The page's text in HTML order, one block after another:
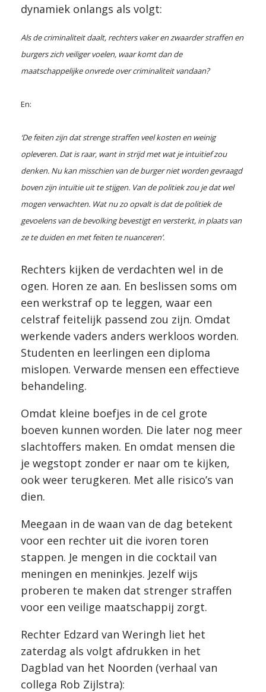
dynamiek onlangs als volgt:
Als de criminaliteit daalt, rechters vaker en zwaarder straffen en
burgers zich veiliger voelen, waar komt dan de
maatschappelijke onvrede over criminaliteit vandaan?
En:
‘De feiten zijn dat strenge straffen veel kosten en weinig
opleveren. Dat is raar, want in strijd met wat je intuïtief zou
denken. Nu kan misschien van de burger niet worden gevraagd
boven zijn intuïtie uit te stijgen. Van de politiek zou je dat wel
mogen verwachten. Wat nu zo opvalt is dat de politiek de
gevoelens van de bevolking bevestigt en versterkt, in plaats van
ze te duiden en met feiten te nuanceren’.
Rechters kijken de verdachten wel in de
ogen. Horen ze aan. En beslissen soms om
een werkstraf op te leggen, waar een
celstraf feitelijk passend zou zijn. Omdat
werkende vaders anders werkloos worden.
Studenten en leerlingen een diploma
mislopen. Verwarde mensen een effectieve
behandeling.
Omdat kleine boefjes in de cel grote
boeven kunnen worden. Die later nog meer
slachtoffers maken. En omdat mensen die
je wegstopt zonder er naar om te kijken,
ook weer terugkeren. Met alle risico’s van
dien.
Meegaan in de waan van de dag betekent
voor een rechter uit die ivoren toren
stappen. Je mengen in die cocktail van
meningen en meninkjes. Jezelf wijs
proberen te maken dat strenger straffen
voor een veilige maatschappij zorgt.
Rechter Edzard van Weringh liet het
zaterdag als volgt afdrukken in het
Dagblad van het Noorden (verhaal van
collega Rob Zijlstra):